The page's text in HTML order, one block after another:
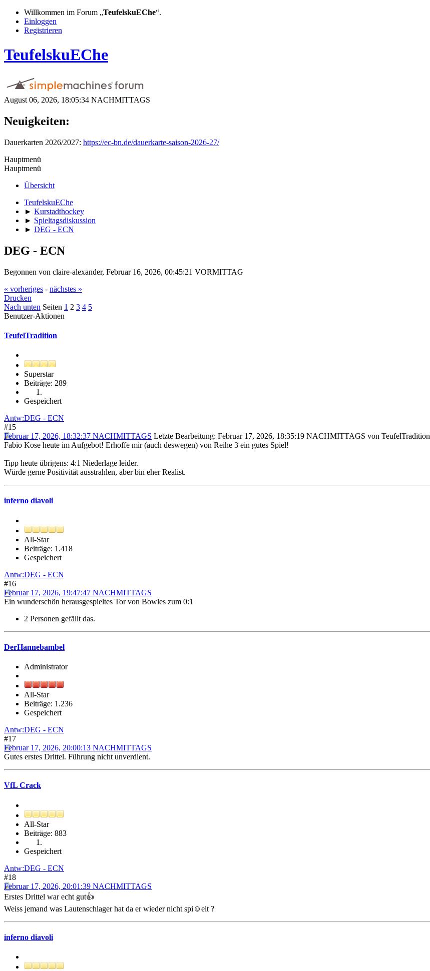
Willkommen im Forum „TeufelskuEChe“.
Einloggen
Registrieren
TeufelskuEChe
August 06, 2026, 18:05:34 NACHMITTAGS
Neuigkeiten:
Dauerkarten 2026/2027: https://ec-bn.de/dauerkarte-saison-2026-27/
Hauptmenü
Hauptmenü
Übersicht
TeufelskuEChe
► Kurstadthockey
► Spieltagsdiskussion
► DEG - ECN
DEG - ECN
Begonnen von claire-alexander, Februar 16, 2026, 00:45:21 VORMITTAG
« vorheriges - nächstes »
Drucken
Nach unten Seiten 1 2 3 4 5
Benutzer-Aktionen
TeufelTradition
Superstar
Beiträge: 289
Gespeichert
Antw:DEG - ECN
#15
Februar 17, 2026, 18:32:37 NACHMITTAGS Letzte Bearbeitung: Februar 17, 2026, 18:35:19 NACHMITTAGS von TeufelTradition
Fabio Kose heute im Aufgebot! Erhoffe mir (auch deswegen) von Reihe 3 ein gutes Spiel!
Tipp heute übrigens: 4:1 Niederlage leider.
Würde gerne Positivität ausstrahlen, aber bin eher Realist.
inferno diavoli
All-Star
Beiträge: 1.418
Gespeichert
Antw:DEG - ECN
#16
Februar 17, 2026, 19:47:47 NACHMITTAGS
Ein wunderschön herausgespieltes Tor von Bowles zum 0:1
2 Personen gefällt das.
DerHannebambel
Administrator
All-Star
Beiträge: 1.236
Gespeichert
Antw:DEG - ECN
#17
Februar 17, 2026, 20:00:13 NACHMITTAGS
Gutes erstes Drittel. Führung nicht unverdient.
VfL Crack
All-Star
Beiträge: 883
Gespeichert
Antw:DEG - ECN
#18
Februar 17, 2026, 20:01:39 NACHMITTAGS
Erstes Drittel war echt gut👍
Weiss jemand was Lautenschlager hat da er wieder nicht spi☺️elt ?
inferno diavoli